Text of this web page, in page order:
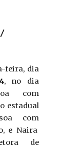
feira, dia
, no dia
com
estadual
com
e Naira
de